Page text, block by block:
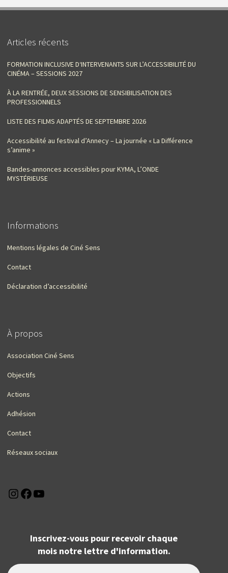
Articles récents
FORMATION INCLUSIVE D‘INTERVENANTS SUR L’ACCESSIBILITÉ DU
CINÉMA – SESSIONS 2027
À LA RENTRÉE, DEUX SESSIONS DE SENSIBILISATION DES
PROFESSIONNELS
LISTE DES FILMS ADAPTÉS DE SEPTEMBRE 2026
Accessibilité au festival d’Annecy – La journée « La Différence
s’anime »
Bandes-annonces accessibles pour KYMA, L’ONDE
MYSTÉRIEUSE
Informations
Mentions légales de Ciné Sens
Contact
Déclaration d’accessibilité
À propos
Association Ciné Sens
Objectifs
Actions
Adhésion
Contact
Réseaux sociaux
Instagram
Facebook
Inscrivez-vous pour recevoir chaque
mois notre lettre d'information.